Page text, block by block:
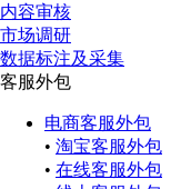
内容审核
市场调研
数据标注及采集
客服外包
电商客服外包
• 淘宝客服外包
• 在线客服外包